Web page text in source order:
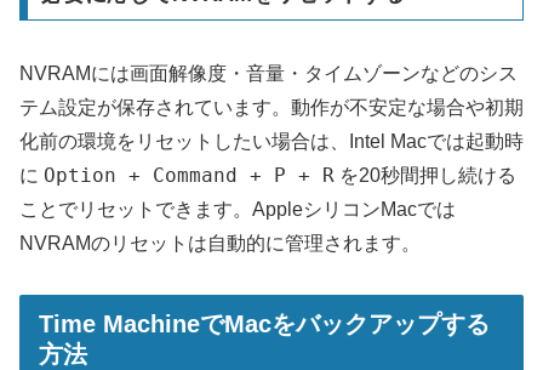
NVRAMには画面解像度・音量・タイムゾーンなどのシス
テム設定が保存されています。動作が不安定な場合や初期
化前の環境をリセットしたい場合は、Intel Macでは起動時
に Option + Command + P + R を20秒間押し続ける
ことでリセットできます。AppleシリコンMacでは
NVRAMのリセットは自動的に管理されます。
Time MachineでMacをバックアップする
方法